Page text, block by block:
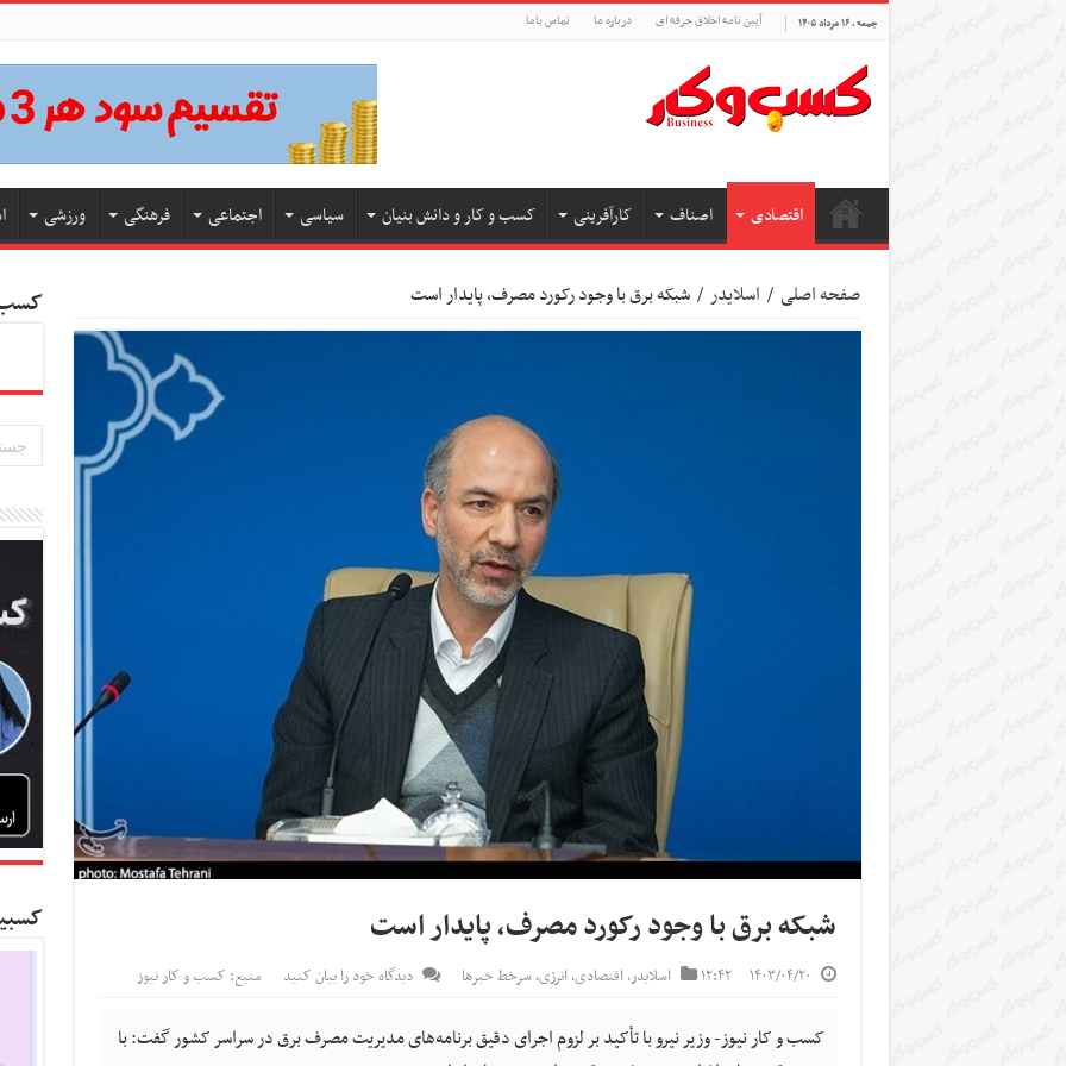
جمعه , ۱۶ مرداد ۱۴۰۵ آیین نامه اخلاق حرفه ای درباره ما تماس باما
اقتصادی اصناف کارآفرینی کسب و کار و دانش بنیان سیاسی اجتماعی فرهنگی ورزشی
صفحه اصلی / اسلایدر / شبکه برق با وجود رکورد‌ مصرف، پایدار است
شبکه برق با وجود رکورد‌ مصرف، پایدار است
۱۴۰۳/۰۴/۲۰ ۱۲:۴۲ اسلایدر,اقتصادی,انرژی,سرخط خبرها دیدگاه خود را بیان کنید منبع: کسب و کار نیوز
کسب و کار نیوز- وزیر نیرو با تأکید بر لزوم اجرای دقیق برنامه‌های مدیریت مصرف برق در سراسر کشور گفت: با
کسب